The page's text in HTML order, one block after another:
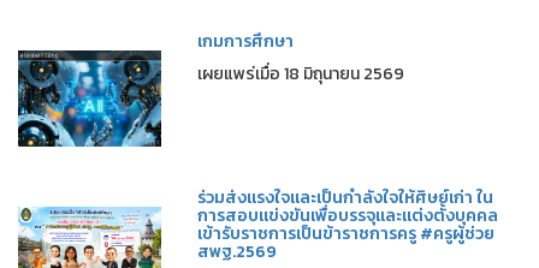
เกมการศึกษา
เผยแพร่เมื่อ 18 มิถุนายน 2569
ร่วมส่งแรงใจและเป็นกำลังใจให้ศิษย์เก่า ใน
การสอบแข่งขันเพื่อบรรจุและแต่งตั้งบุคคล
เข้ารับราชการเป็นข้าราชการครู #ครูผู้ช่วย
สพฐ.2569